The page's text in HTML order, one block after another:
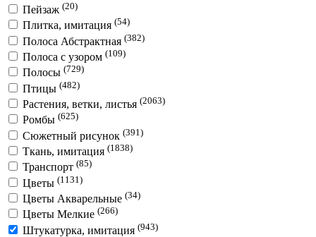
Пейзаж (20)
Плитка, имитация (54)
Полоса Абстрактная (382)
Полоса с узором (109)
Полосы (729)
Птицы (482)
Растения, ветки, листья (2063)
Ромбы (625)
Сюжетный рисунок (391)
Ткань, имитация (1838)
Транспорт (85)
Цветы (1131)
Цветы Акварельные (34)
Цветы Мелкие (266)
Штукатурка, имитация (943)